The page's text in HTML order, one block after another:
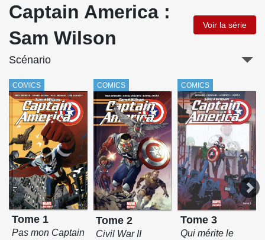
Captain America :
Sam Wilson
Voir la série
Scénario
COMICS
Tome 1
Pas mon Captain
COMICS
Tome 2
Civil War II
COMICS
Tome 3
Qui mérite le